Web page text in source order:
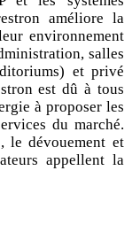
améliore la
environnement
salles
et privé
est dû à tous
à proposer les
du marché.
le dévouement et
appellent la